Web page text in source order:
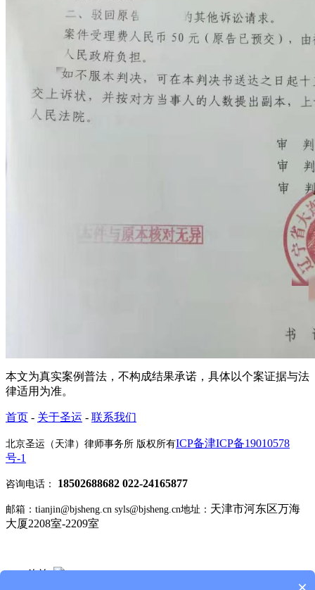
本文为真实案例普法，不构成结果承诺，具体以个案证据与法
律适用为准。
首页 - 关于圣运 - 联系我们
北京圣运（天津）律师事务所 版权所有ICP备津ICP备19010578
号-1
咨询电话： 18502688682 022-24165877
邮箱：tianjin@bjsheng.cn syls@bjsheng.cn地址： 天津市河东区万海
大厦2208室-2209室
Q Q 咨询